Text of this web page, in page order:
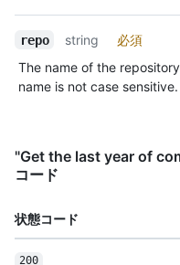
repo string
必須
The name of the
name is not case sensitive.
"Get the last year of
コード
状態コード
200